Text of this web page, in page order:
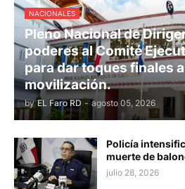
NACIONALES
Pleno Nacional de
poderes al Comité
para dar toques finales
movilización.
by EL Faro RD - agosto 05, 2026
Policía
muerte de
julio 28, 2026